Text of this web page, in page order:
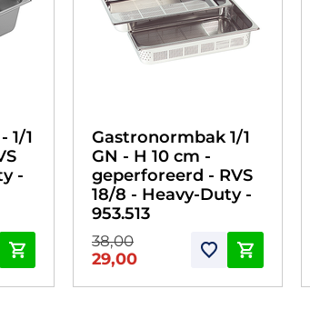
1/1
-
Gastronormbak 1/1
GN - H 10 cm -
geperforeerd - RVS
18/8 - Heavy-Duty -
953.513
38,00
29,00